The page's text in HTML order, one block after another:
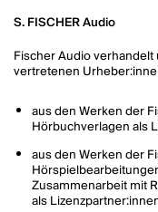
S. FISCHER Audio
Fischer Audio
vertretenen
aus den Werken der
Hörbuchverlagen als
aus den Werken der
Zusammenarbeit mit
als